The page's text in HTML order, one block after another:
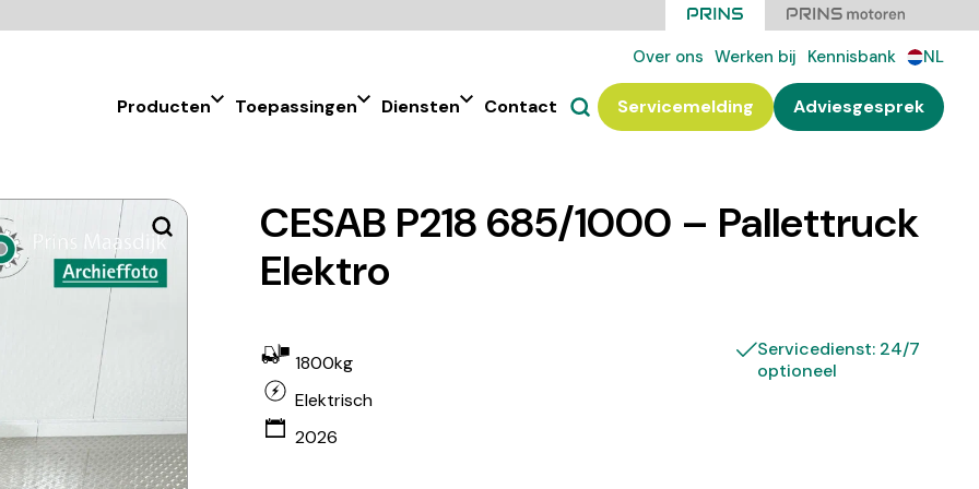
Over ons Werken bij Kennisbank NL
Producten Toepassingen Diensten Contact Servicemelding Adviesgesprek
CESAB P218 685/1000 – Pallettruck
Elektro
1800kg
Elektrisch
2026
Servicedienst: 24/7
optioneel